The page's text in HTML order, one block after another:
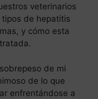
veterinarios
de hepatitis
y cómo esta
de mi
de lo que
enfrentándose a